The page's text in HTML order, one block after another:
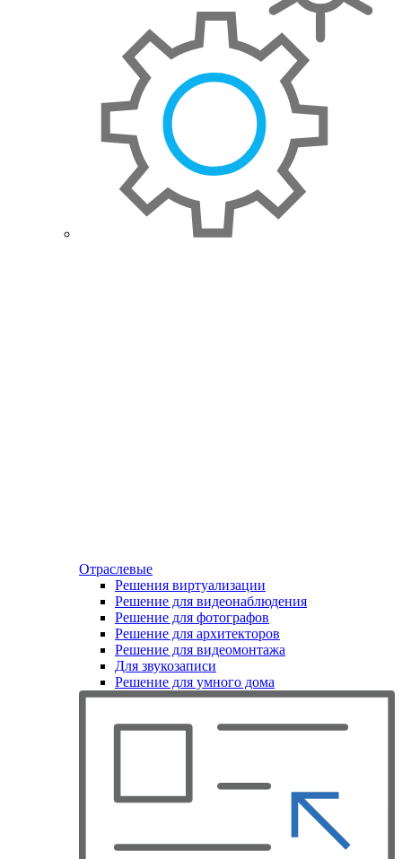
Отраслевые
Решения виртуализации
Решение для видеонаблюдения
Решение для фотографов
Решение для архитекторов
Решение для видеомонтажа
Для звукозаписи
Решение для умного дома